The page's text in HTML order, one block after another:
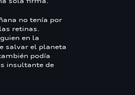
no tenía por
retinas.
en la
salvar el planeta
podía
insultante de